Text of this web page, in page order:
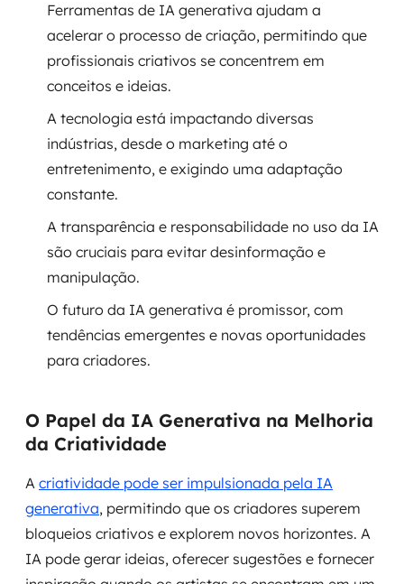
Modernização tecnológica
Arquitetura de soluções
Transformação digital
UX / UI design
Sustentar operações com eficiência
Sustentação de aplicações
SRE / DevOps
Monitoramento 24x7
FinOps
Billing Cloud
Gestão de infraestrutura
Escalar com segurança
Ferramentas de IA generativa ajudam a
acelerar o processo de criação, permitindo que
profissionais criativos se concentrem em
conceitos e ideias.
A tecnologia está impactando diversas
indústrias, desde o marketing até o
entretenimento, e exigindo uma adaptação
constante.
A transparência e responsabilidade no uso da IA
são cruciais para evitar desinformação e
manipulação.
O futuro da IA generativa é promissor, com
tendências emergentes e novas oportunidades
para criadores.
O Papel da IA Generativa na Melhoria
da Criatividade
A criatividade pode ser impulsionada pela IA
generativa, permitindo que os criadores superem
bloqueios criativos e explorem novos horizontes. A
IA pode gerar ideias, oferecer sugestões e fornecer